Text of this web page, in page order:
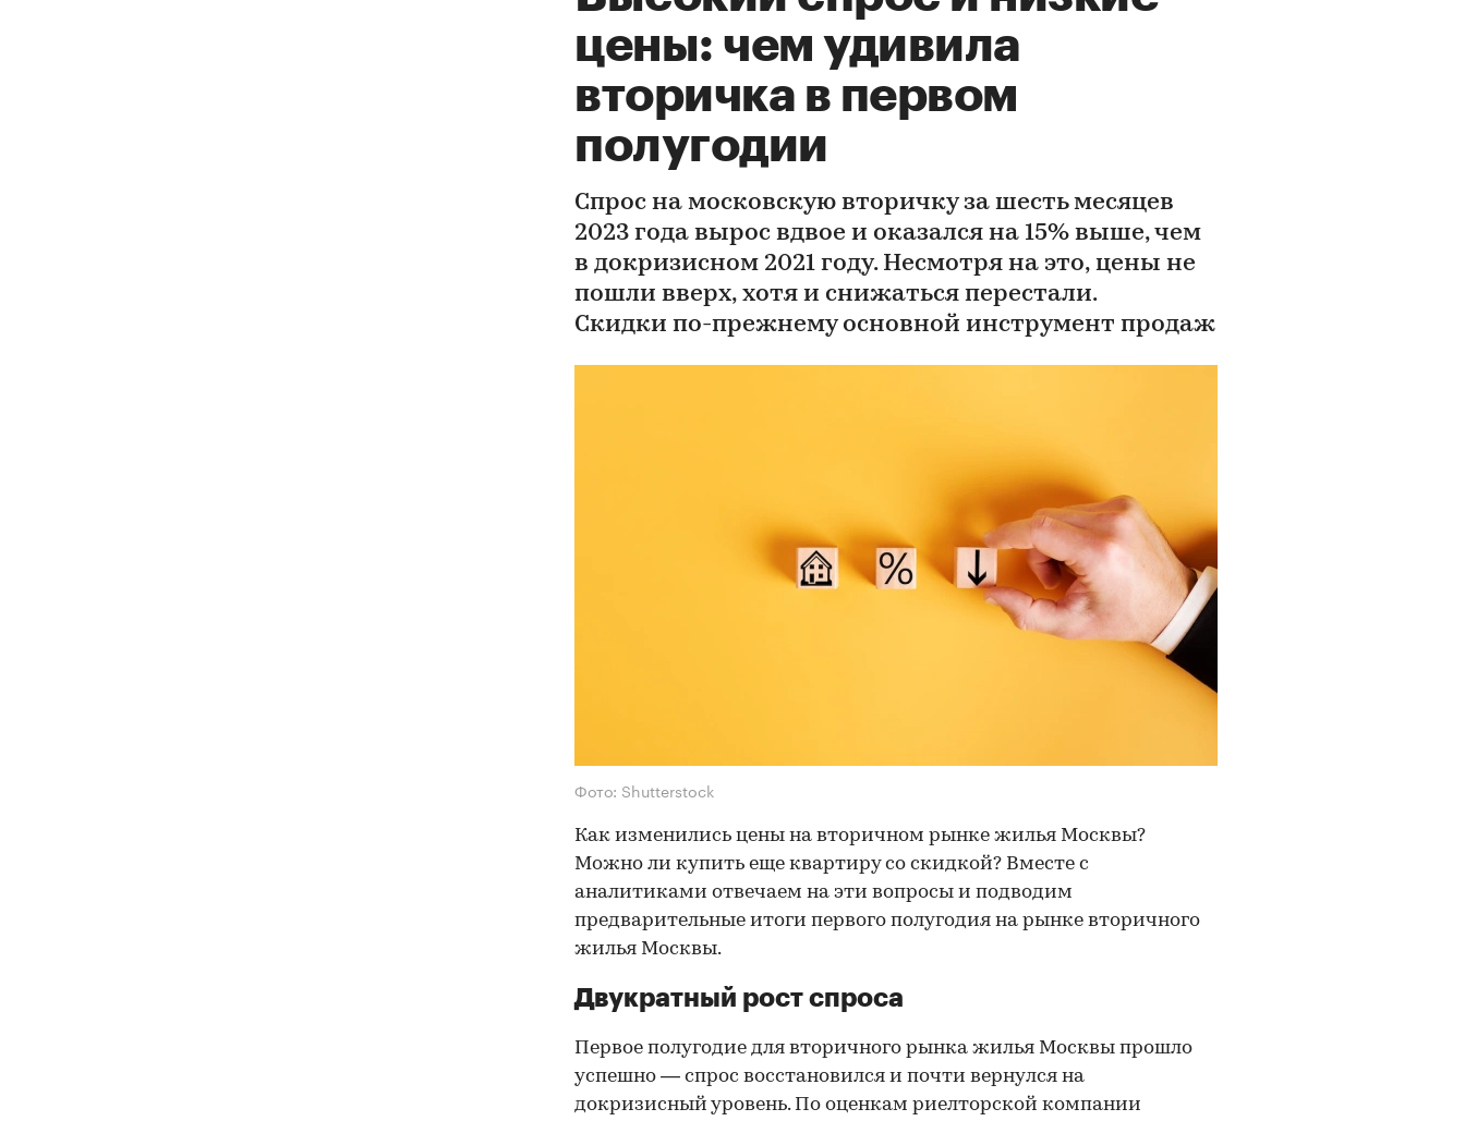
цены: чем удивила
вторичка в первом
полугодии
Спрос на московскую вторичку за шесть месяцев
2023 года вырос вдвое и оказался на 15% выше, чем
в докризисном 2021 году. Несмотря на это, цены не
пошли вверх, хотя и снижаться перестали.
Скидки по-прежнему основной инструмент продаж
Фото: Shutterstock
Как изменились цены на вторичном рынке жилья Москвы?
Можно ли купить еще квартиру со скидкой? Вместе с
аналитиками отвечаем на эти вопросы и подводим
предварительные итоги первого полугодия на рынке вторичного
жилья Москвы.
Двукратный рост спроса
Первое полугодие для вторичного рынка жилья Москвы прошло
успешно — спрос восстановился и почти вернулся на
докризисный уровень. По оценкам риелторской компании